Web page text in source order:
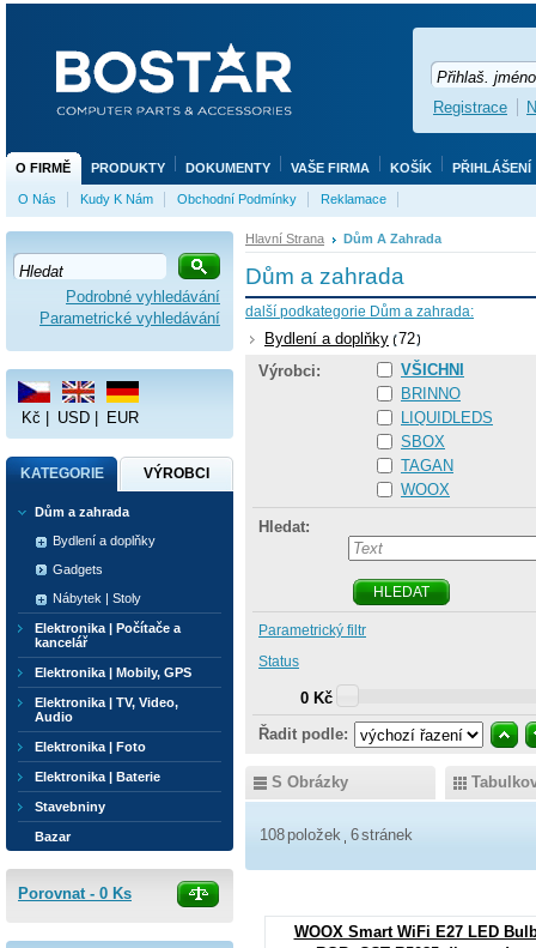
Hlavní Strana Dům A Zahrada
Dům a zahrada
další podkategorie Dům a zahrada:
Bydlení a doplňky 72
Výrobci:
VŠICHNI
BRINNO
LIQUIDLEDS
SBOX
TAGAN
WOOX
Hledat:
HLEDAT
Parametrický filtr
Status
0 Kč
Řadit podle:
S Obrázky
108 položek 6stránek
WOOX Smart WiFi E27 LED
Podrobné vyhledávání
Parametrické vyhledávání
Kč USD EUR
KATEGORIE VÝROBCI
Dům a zahrada
Bydlení a doplňky
Gadgets
Nábytek | Stoly
Elektronika | Počítače a
kancelář
Elektronika | Mobily, GPS
Elektronika | TV, Video,
Audio
Elektronika | Foto
Elektronika | Baterie
Stavebniny
Bazar
Porovnat - 0 Ks
O FIRMĚ PRODUKTY DOKUMENTY VAŠE FIRMA KOŠÍK PŘIHLÁŠENÍ
O Nás Kudy K Nám Obchodní Podmínky Reklamace
Registrace